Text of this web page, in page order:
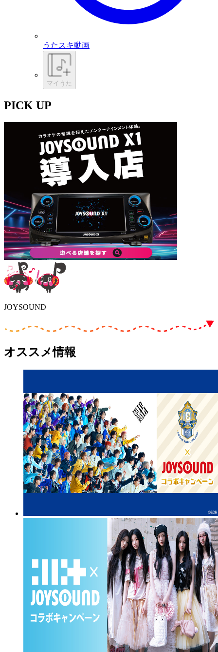
うたスキ動画
マイうた
PICK UP
JOYSOUND
オススメ情報